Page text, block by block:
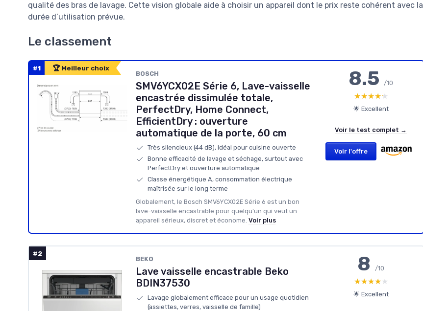
qualité des bras de lavage. Cette vision globale aide à choisir un appareil dont le prix reste cohérent avec la
durée d’utilisation prévue.
Le classement
#1 🏆 Meilleur choix
BOSCH
SMV6YCX02E Série 6, Lave-vaisselle
encastrée dissimulée totale,
PerfectDry, Home Connect,
EfficientDry : ouverture
automatique de la porte, 60 cm
Très silencieux (44 dB), idéal pour cuisine ouverte
Bonne efficacité de lavage et séchage, surtout avec
PerfectDry et ouverture automatique
Classe énergétique A, consommation électrique
maîtrisée sur le long terme
Globalement, le Bosch SMV6YCX02E Série 6 est un bon
lave-vaisselle encastrable pour quelqu’un qui veut un
appareil sérieux, discret et économe. Voir plus
8.5/10
★★★★★
★★★★★
🌟 Excellent
Voir le test complet →
Voir l'offre
#2
‎BEKO
Lave vaisselle encastrable Beko
BDIN37530
Lavage globalement efficace pour un usage quotidien
(assiettes, verres, vaisselle de famille)
8/10
★★★★★
★★★★★
🌟 Excellent